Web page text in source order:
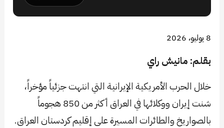
بقلم: مانيش راي
خلال الحرب الأمريكية الإيرانية التي انتهت جزئياً مؤخراً،
شنت إيران ووكلائها في العراق أكثر من 850 هجوماً
بالصواريخ والطائرات المسيرة على إقليم كردستان العراق.